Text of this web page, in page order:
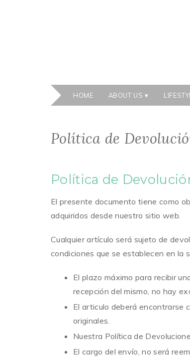
HOME ABOUT US
Política de
Política de
El presente documento tiene como
adquiridos desde nuestro sitio web.
Cualquier artículo será sujeto de
condiciones que se establecen en la
El plazo máximo para recibir
recepción del mismo, no hay
El articulo deberá encontrarse
originales.
Nuestra Política de
El cargo del envío, no será